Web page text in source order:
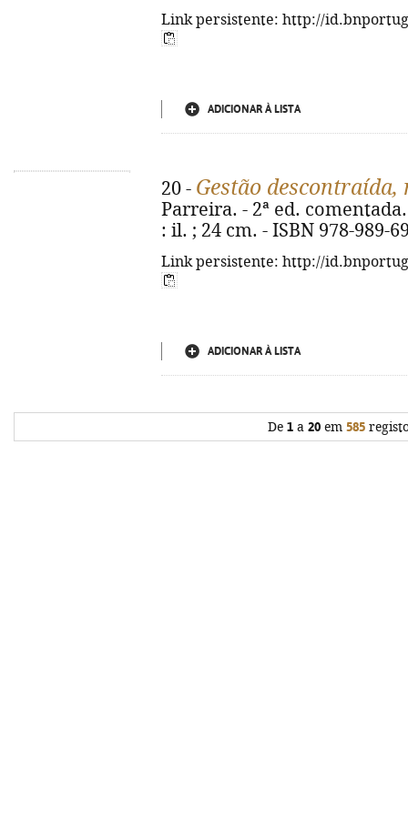
Link persistente: http://
ADICIONAR À LISTA
20 - Gestão
Parreira. - 2ª ed.
: il. ; 24 cm. - ISBN 978-989-
Link persistente: http://
ADICIONAR À LISTA
De 1 a 20 em 585